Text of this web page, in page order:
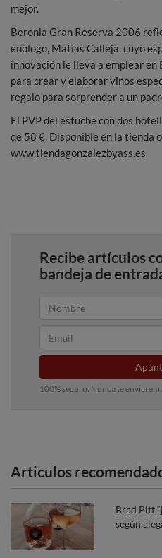
mejor.
Beronia Gran Reserva 2006
enólogo, Matías Calleja, cuyo
innovación le lleva a emplear
para crear y elaborar vinos
regalo para sorprender a un
El PVP del estuche con dos
de 58 €. Disponible en la tienda
www.tiendagonzalezbyass.es
Recibe artículos
bandeja de
100% seguro. Nunca te
Articulos
Brad Pitt
según